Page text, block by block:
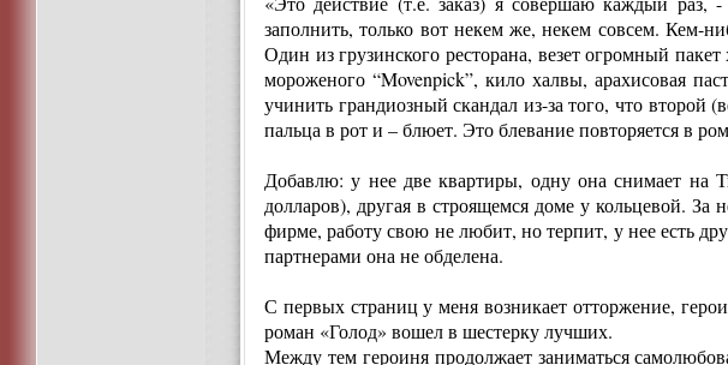
заполнить, только вот некем же, некем совсем. Кем-
Один из грузинского ресторана, везет огромный
мороженого “Movenpick”, кило халвы, арахисовая
учинить грандиозный скандал из-за того, что второй
пальца в рот и – блюет. Это блевание повторяется в
Добавлю: у нее две квартиры, одну она снимает на
долларов), другая в строящемся доме у кольцевой.
фирме, работу свою не любит, но терпит, у нее есть
партнерами она не обделена.
С первых страниц у меня возникает отторжение,
роман «Голод» вошел в шестерку лучших.
Между тем героиня продолжает заниматься